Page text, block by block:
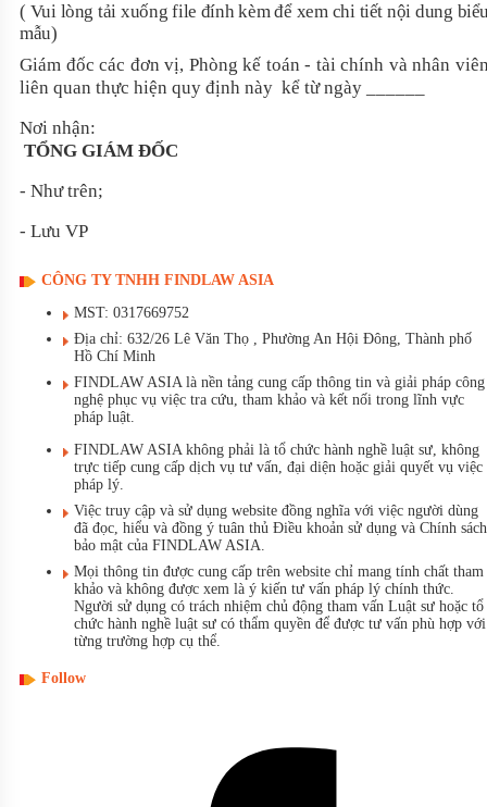
( Vui lòng tải xuống file đính kèm để xem chi tiết nội dung
mẫu)
Giám đốc các đơn vị, Phòng kế toán - tài chính và nhân
liên quan thực hiện quy định này kể từ ngày ______
Nơi
TỔNG GIÁM ĐỐC
- Như trên;
- Lưu VP
CÔNG TY TNHH FINDLAW ASIA
MST: 0317669752
Địa chỉ: 632/26 Lê Văn Thọ , Phường An Hội Đông, Thành phố
Hồ Chí Minh
FINDLAW ASIA là nền tảng cung cấp thông tin và giải pháp công
nghệ phục vụ việc tra cứu, tham khảo và kết nối trong lĩnh vực
pháp luật.
FINDLAW ASIA không phải là tổ chức hành nghề luật sư, không
trực tiếp cung cấp dịch vụ tư vấn, đại diện hoặc giải quyết vụ việc
pháp lý.
Việc truy cập và sử dụng website đồng nghĩa với việc người dùng
đã đọc, hiểu và đồng ý tuân thủ Điều khoản sử dụng và Chính sách
bảo mật của FINDLAW ASIA.
Mọi thông tin được cung cấp trên website chỉ mang tính chất tham
khảo và không được xem là ý kiến tư vấn pháp lý chính thức.
Người sử dụng có trách nhiệm chủ động tham vấn Luật sư hoặc tổ
chức hành nghề luật sư có thẩm quyền để được tư vấn phù hợp với
từng trường hợp cụ thể.
Follow